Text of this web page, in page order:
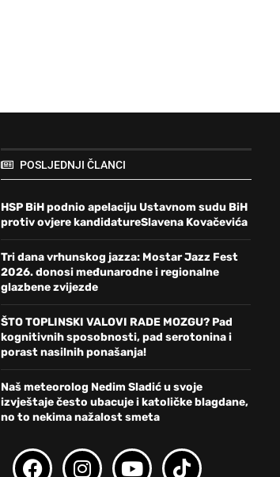
POSLJEDNJI ČLANCI
HSP BiH podnio apelaciju Ustavnom sudu BiH
protiv ovjere kandidatureSlavena Kovačevića
Tri dana vrhunskog jazza: Mostar Jazz Fest
2026. donosi međunarodne i regionalne
glazbene zvijezde
ŠTO TOPLINSKI VALOVI RADE MOZGU? Pad
kognitivnih sposobnosti, pad serotonina i
porast nasilnih ponašanja!
Naš meteorolog Nedim Sladić u svoje
izvještaje često ubacuje i katoličke blagdane,
no to nekima nažalost smeta